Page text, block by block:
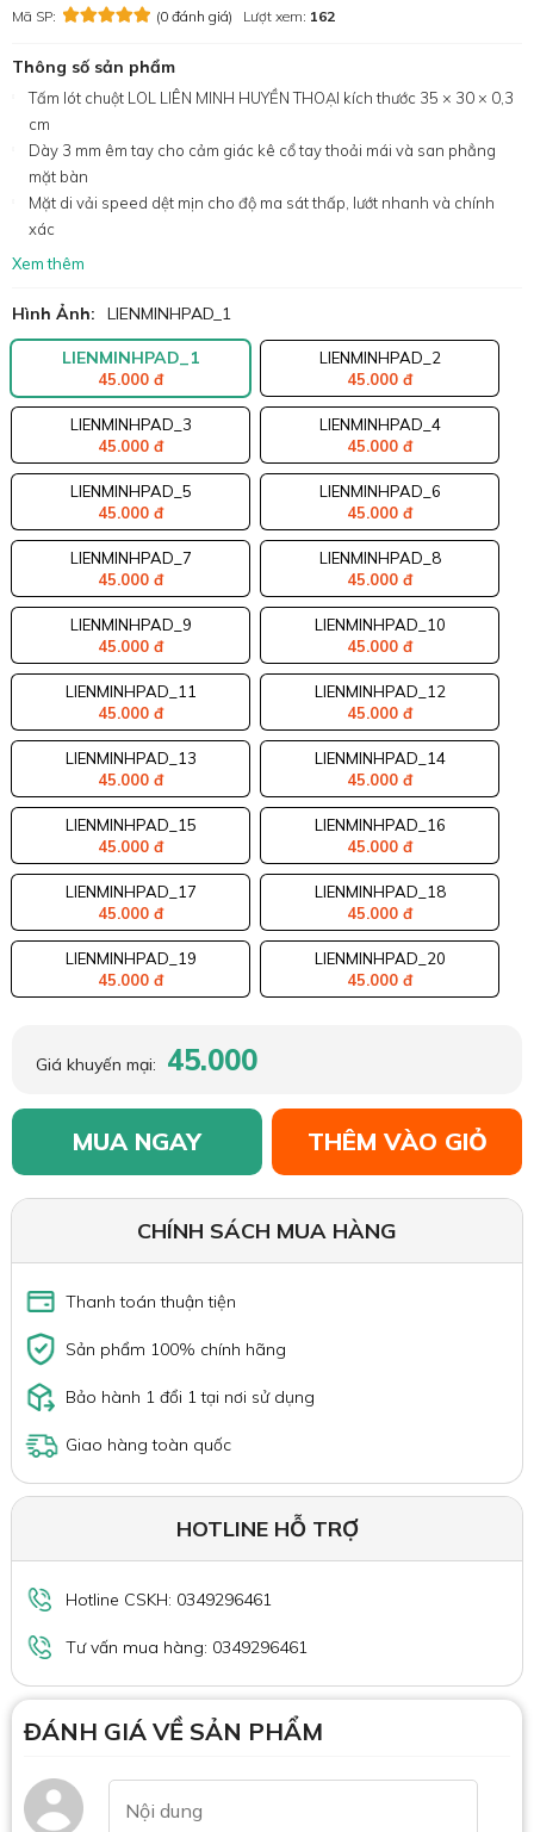
Mã SP: (0 đánh giá) Lượt xem: 162
Thông số sản phẩm
Tấm lót chuột LOL LIÊN MINH HUYỀN THOẠI kích thước 35 × 30 × 0,3
cm
Dày 3 mm êm tay cho cảm giác kê cổ tay thoải mái và san phẳng
mặt bàn
Mặt di vải speed dệt mịn cho độ ma sát thấp, lướt nhanh và chính
xác
Xem thêm
Hình Ảnh: LIENMINHPAD_1
LIENMINHPAD_1
45.000 đ
LIENMINHPAD_2
45.000 đ
LIENMINHPAD_3
45.000 đ
LIENMINHPAD_4
45.000 đ
LIENMINHPAD_5
45.000 đ
LIENMINHPAD_6
45.000 đ
LIENMINHPAD_7
45.000 đ
LIENMINHPAD_8
45.000 đ
LIENMINHPAD_9
45.000 đ
LIENMINHPAD_10
45.000 đ
LIENMINHPAD_11
45.000 đ
LIENMINHPAD_12
45.000 đ
LIENMINHPAD_13
45.000 đ
LIENMINHPAD_14
45.000 đ
LIENMINHPAD_15
45.000 đ
LIENMINHPAD_16
45.000 đ
LIENMINHPAD_17
45.000 đ
LIENMINHPAD_18
45.000 đ
LIENMINHPAD_19
45.000 đ
LIENMINHPAD_20
45.000 đ
Giá khuyến mại: 45.000
MUA NGAY THÊM VÀO GIỎ
CHÍNH SÁCH MUA HÀNG
Thanh toán thuận tiện
Sản phẩm 100% chính hãng
Bảo hành 1 đổi 1 tại nơi sử dụng
Giao hàng toàn quốc
HOTLINE HỖ TRỢ
Hotline CSKH: 0349296461
Tư vấn mua hàng: 0349296461
ĐÁNH GIÁ VỀ SẢN PHẨM